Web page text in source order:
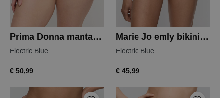
Prima Donna mantas bikini slip
Electric Blue
€ 50,99
Marie Jo emly bikini slip
Electric Blue
€ 45,99